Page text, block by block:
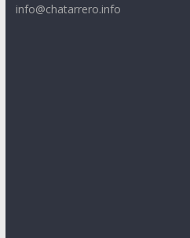
info@chatarrero.info